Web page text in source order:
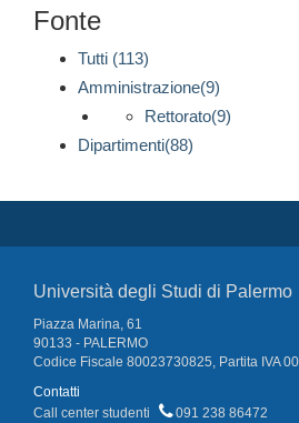
Fonte
Tutti (113)
Amministrazione(9)
Rettorato(9)
Dipartimenti(88)
Università degli Studi di Palermo
Piazza Marina, 61
90133 - PALERMO
Codice Fiscale 80023730825, Partita IVA
Contatti
Call center studenti
091 238 86472